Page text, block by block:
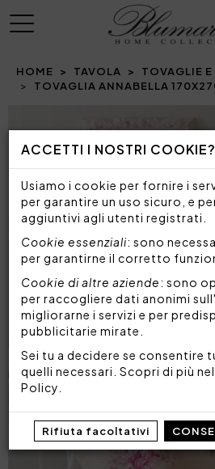
ACCETTI I NOSTRI COOKIE?
Usiamo i cookie per fornire i
per garantire un uso sicuro, e
aggiuntivi agli utenti registrati.
Cookie essenziali: sono
per garantirne il corretto
Cookie di altre aziende: sono
per raccogliere dati anonimi
migliorarne i servizi e per
pubblicitarie mirate.
Sei tu a decidere se consentire
quelli necessari. Scopri di più
Policy
Rifiuta facoltativi
MENU
HOME TAVOLA
TOVAGLIE
TOVAGLIA ANNABELLA
Prev